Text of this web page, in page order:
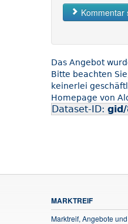
Kommentar
Das Angebot
Bitte beachten
keinerlei
Homepage von
Dataset-ID:
MARKTREIF
Marktreif, Angebote